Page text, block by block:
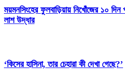
ময়মনসিংহের ফুলবাড়িয়ায় নিখোঁজের ১০ দিন
লাশ উদ্ধার
‘কিসের হাসিনা, তার চেহারা কী দেখা গেছে?’